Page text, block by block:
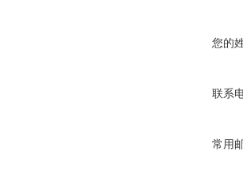
您的
联系
常用